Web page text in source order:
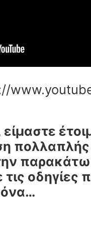
πολλαπλής
οδηγίες